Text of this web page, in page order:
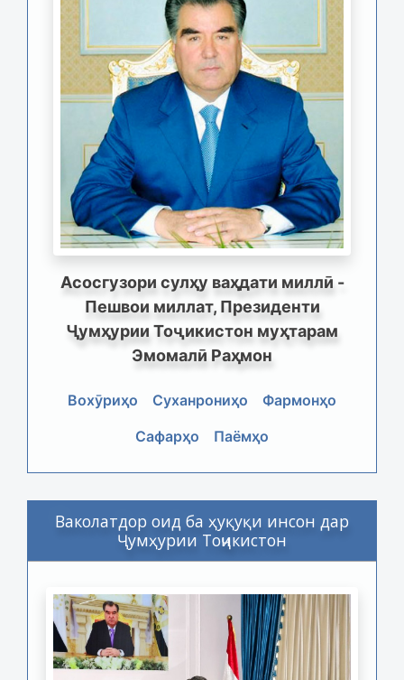
Асосгузори сулҳу ваҳдати миллӣ -
Пешвои миллат, Президенти
Ҷумҳурии Тоҷикистон муҳтарам
Эмомалӣ Раҳмон
Вохӯриҳо Суханрониҳо
Фармонҳо
Сафарҳо
Паёмҳо
Ваколатдор оид ба ҳуқуқи инсон дар
Ҷумҳурии Тоҷикистон